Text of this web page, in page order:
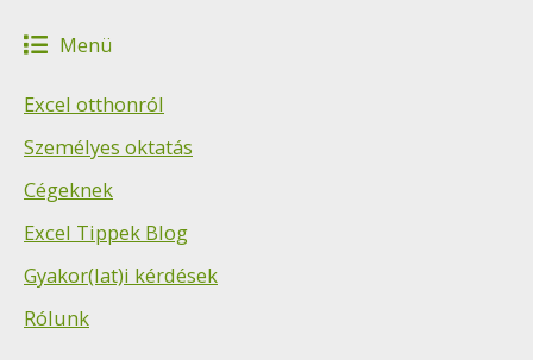
Menü
Excel otthonról
Személyes oktatás
Cégeknek
Excel Tippek Blog
Gyakor(lat)i kérdések
Rólunk